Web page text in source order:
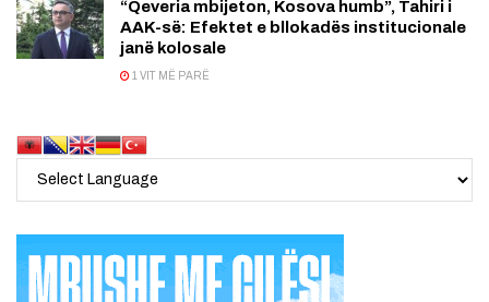
“Qeveria mbijeton, Kosova humb”, Tahiri i
AAK-së: Efektet e bllokadës institucionale
janë kolosale
1 VIT MË PARË